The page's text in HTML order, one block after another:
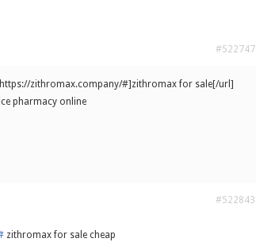
#522747
zithromax.company/#]zithromax for sale[/url]
pharmacy online
#522843
zithromax for sale cheap